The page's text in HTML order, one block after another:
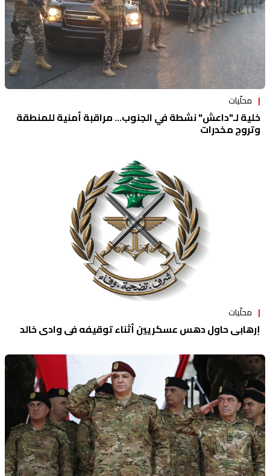
محلّيات
خلية لـ"داعش" نشطة في الجنوب... مراقبة أمنية للمنطقة
وتروج مخدرات
محلّيات
إرهابي حاول دهس عسكريين أثناء توقيفه في وادي خالد